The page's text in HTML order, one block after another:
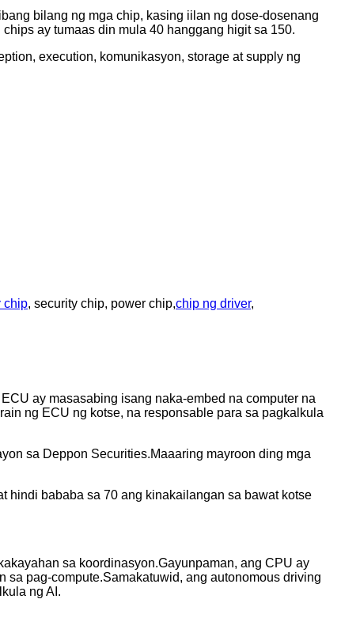
bilang ng mga chip, kasing iilan ng dose-dosenang
ay tumaas din mula 40 hanggang higit sa 150.
execution, komunikasyon, storage at supply ng
chip, security chip, power chip,chip ng driver,
ay masasabing isang naka-embed na computer na
ng ECU ng kotse, na responsable para sa pagkalkula
sa Deppon Securities.Maaaring mayroon ding mga
hindi bababa sa 70 ang kinakailangan sa bawat kotse
sa koordinasyon.Gayunpaman, ang CPU ay
pag-compute.Samakatuwid, ang autonomous driving
ng AI.